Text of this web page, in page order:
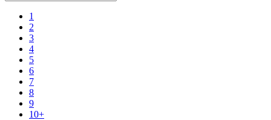
1
2
3
4
5
6
7
8
9
10+